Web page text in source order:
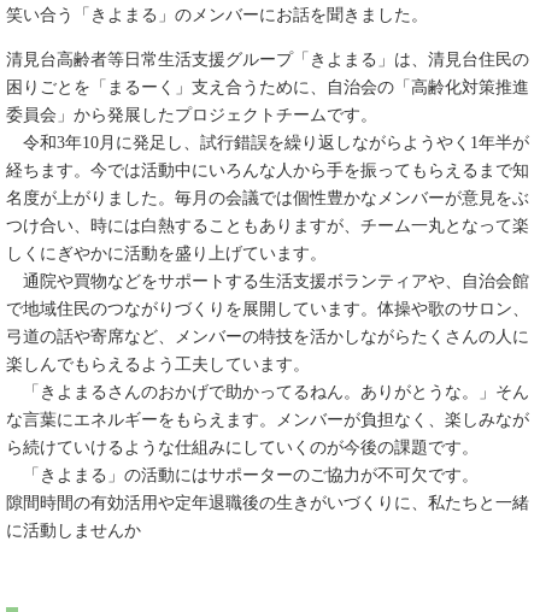
笑い合う「きよまる」のメンバーにお話を聞きました。
清見台高齢者等日常生活支援グループ「きよまる」は、清見台住民の
困りごとを「まるーく」支え合うために、自治会の「高齢化対策推進
委員会」から発展したプロジェクトチームです。
令和3年10月に発足し、試行錯誤を繰り返しながらようやく1年半が
経ちます。今では活動中にいろんな人から手を振ってもらえるまで知
名度が上がりました。毎月の会議では個性豊かなメンバーが意見をぶ
つけ合い、時には白熱することもありますが、チーム一丸となって楽
しくにぎやかに活動を盛り上げています。
通院や買物などをサポートする生活支援ボランティアや、自治会館
で地域住民のつながりづくりを展開しています。体操や歌のサロン、
弓道の話や寄席など、メンバーの特技を活かしながらたくさんの人に
楽しんでもらえるよう工夫しています。
「きよまるさんのおかげで助かってるねん。ありがとうな。」そん
な言葉にエネルギーをもらえます。メンバーが負担なく、楽しみなが
ら続けていけるような仕組みにしていくのが今後の課題です。
「きよまる」の活動にはサポーターのご協力が不可欠です。
隙間時間の有効活用や定年退職後の生きがいづくりに、私たちと一緒
に活動しませんか